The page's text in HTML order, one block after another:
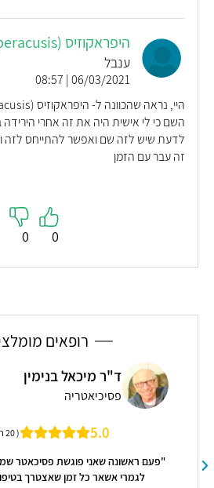
היפראקוזיס (Hyperacusis)
ענבל
06/03/2021 | 08:57
השם כי לי אישית היה את זה אחרי
לדעת שיש לזה שם ואפשר להתייחס לזה
זה עבר עם הזמן
0
0
רופאים
מיכאל בנימין
פוגשת פסיכאטר שמטפל בצורה כזו רגישה
כל זמן שאצטרך בטיפול אלוף ומקצועי"